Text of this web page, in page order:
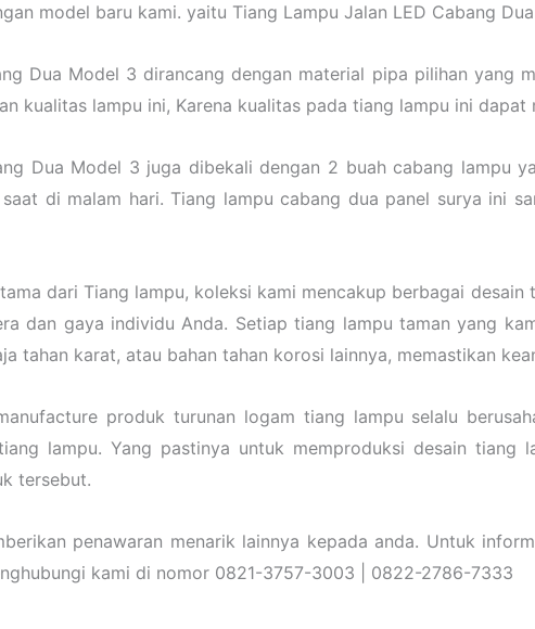
model baru kami. yaitu Tiang Lampu Jalan LED Cabang
Dua Model 3 dirancang dengan material pipa pilihan yang
kualitas lampu ini, Karena kualitas pada tiang lampu ini
Dua Model 3 juga dibekali dengan 2 buah cabang lampu
di malam hari. Tiang lampu cabang dua panel surya ini
dari Tiang lampu, koleksi kami mencakup berbagai
dan gaya individu Anda. Setiap tiang lampu taman yang
tahan karat, atau bahan tahan korosi lainnya, memastikan
produk turunan logam tiang lampu selalu
lampu. Yang pastinya untuk memproduksi desain
tersebut.
penawaran menarik lainnya kepada anda. Untuk
kami di nomor 0821-3757-3003 | 0822-2786-7333